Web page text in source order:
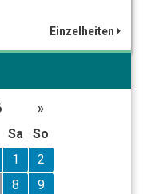
Einzelheiten
»
Sa
So
1
2
8
9